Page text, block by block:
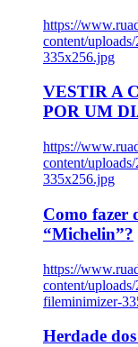
https://
content/
335x256.jpg
VESTIR A
POR UM
https://
content/
335x256.jpg
Como fazer
“Michelin”?
https://
content/
fileminimizer-
Herdade